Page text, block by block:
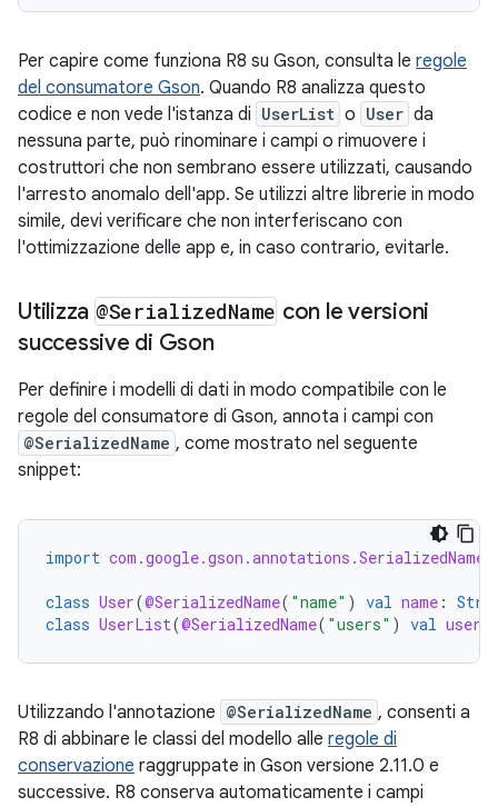
Per capire come funziona R8 su Gson, consulta le regole
del consumatore Gson. Quando R8 analizza questo
codice e non vede l'istanza di UserList o User da
nessuna parte, può rinominare i campi o rimuovere i
costruttori che non sembrano essere utilizzati, causando
l'arresto anomalo dell'app. Se utilizzi altre librerie in modo
simile, devi verificare che non interferiscano con
l'ottimizzazione delle app e, in caso contrario, evitarle.
Utilizza @SerializedName con le versioni
successive di Gson
Per definire i modelli di dati in modo compatibile con le
regole del consumatore di Gson, annota i campi con
@SerializedName , come mostrato nel seguente
snippet:
import com.google.gson.annotations.SerializedName
class User(@SerializedName( "name" ) val name :
class UserList(@SerializedName( "users" ) val users
Utilizzando l'annotazione @SerializedName , consenti a
R8 di abbinare le classi del modello alle regole di
conservazione raggruppate in Gson versione 2.11.0 e
successive. R8 conserva automaticamente i campi